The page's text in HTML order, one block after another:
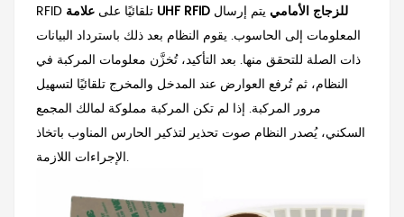
RFID تلقائيًا على
علامة UHF RFID للزجاج الأمامي يتم إرسال
المعلومات إلى الحاسوب. يقوم النظام بعد ذلك باسترداد البيانات
ذات الصلة للتحقق منها. بعد التأكيد، تُخزَّن معلومات المركبة في
النظام، ثم تُرفع العوارض عند المدخل والمخرج تلقائيًا لتسهيل
مرور المركبة. إذا لم تكن المركبة مملوكة لمالك المجمع
السكني، يُصدر النظام صوت تحذير لتذكير الحارس المناوب باتخاذ
الإجراءات اللازمة.